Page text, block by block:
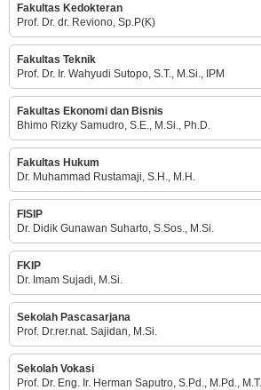
Fakultas Kedokteran
Prof. Dr. dr. Reviono, Sp.P(K)
Fakultas Teknik
Prof. Dr. Ir. Wahyudi Sutopo, S.T., M.Si., IPM
Fakultas Ekonomi dan Bisnis
Bhimo Rizky Samudro, S.E., M.Si., Ph.D.
Fakultas Hukum
Dr. Muhammad Rustamaji, S.H., M.H.
FISIP
Dr. Didik Gunawan Suharto, S.Sos., M.Si.
FKIP
Dr. Imam Sujadi, M.Si.
Sekolah Pascasarjana
Prof. Dr.rer.nat. Sajidan, M.Si.
Sekolah Vokasi
Prof. Dr. Eng. Ir. Herman Saputro, S.Pd., M.Pd., M.T.